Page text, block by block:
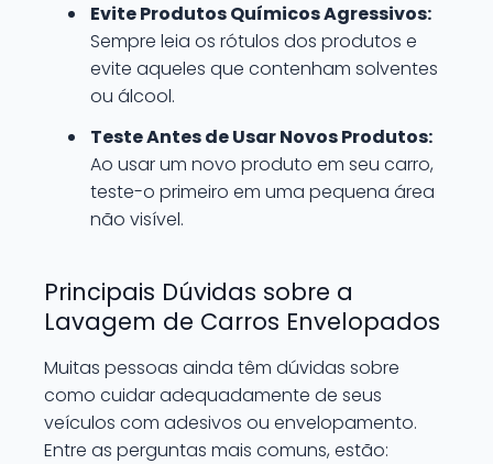
Evite Produtos Químicos Agressivos:
Sempre leia os rótulos dos produtos e
evite aqueles que contenham solventes
ou álcool.
Teste Antes de Usar Novos Produtos:
Ao usar um novo produto em seu carro,
teste-o primeiro em uma pequena área
não visível.
Principais Dúvidas sobre a
Lavagem de Carros Envelopados
Muitas pessoas ainda têm dúvidas sobre
como cuidar adequadamente de seus
veículos com adesivos ou envelopamento.
Entre as perguntas mais comuns, estão: